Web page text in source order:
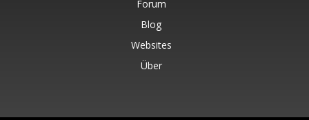
Forum
Blog
Websites
Über